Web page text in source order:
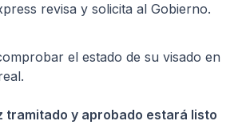
revisa y solicita al Gobierno.
el estado de su visado en
tramitado y aprobado estará listo